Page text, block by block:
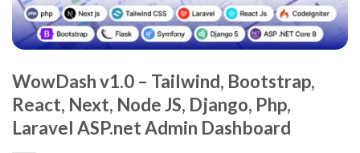
WowDash v1.0 – Tailwind, Bootstrap,
React, Next, Node JS, Django, Php,
Laravel ASP.net Admin Dashboard